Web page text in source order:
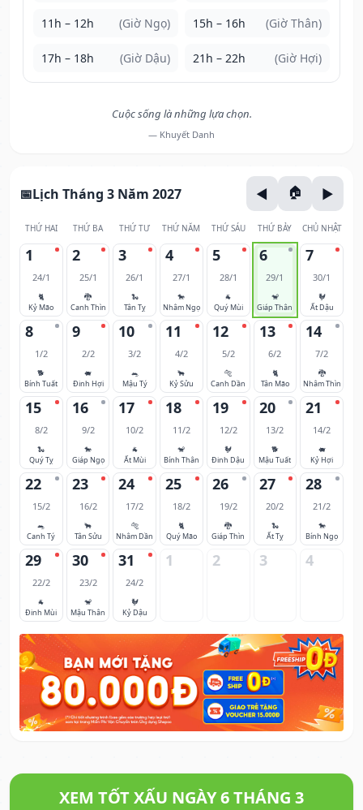
11h – 12h (Giờ Ngọ) 15h – 16h (Giờ Thân)
17h – 18h (Giờ Dậu) 21h – 22h (Giờ Hợi)
Cuộc sống là những lựa chọn.
— Khuyết Danh
Lịch Tháng 3 Năm 2027
THỨ HAI THỨ BA THỨ TƯ THỨ NĂM THỨ SÁU THỨ BẢY CHỦ NHẬT
1
24/1
🐈
Kỷ Mão
2
25/1
🐉
Canh Thìn
3
26/1
🐍
Tân Tỵ
4
27/1
🐎
Nhâm Ngọ
5
28/1
🐐
Quý Mùi
6
29/1
🐒
Giáp Thân
7
30/1
🐓
Ất Dậu
8
1/2
🐕
Bính Tuất
9
2/2
🐖
Đinh Hợi
10
3/2
🐀
Mậu Tý
11
4/2
🐂
Kỷ Sửu
12
5/2
🐅
Canh Dần
13
6/2
🐈
Tân Mão
14
7/2
🐉
Nhâm Thìn
15
8/2
🐍
Quý Tỵ
16
9/2
🐎
Giáp Ngọ
17
10/2
🐐
Ất Mùi
18
11/2
🐒
Bính Thân
19
12/2
🐓
Đinh Dậu
20
13/2
🐕
Mậu Tuất
21
14/2
🐖
Kỷ Hợi
22
15/2
🐀
Canh Tý
23
16/2
🐂
Tân Sửu
24
17/2
🐅
Nhâm Dần
25
18/2
🐈
Quý Mão
26
19/2
🐉
Giáp Thìn
27
20/2
🐍
Ất Tỵ
28
21/2
🐎
Bính Ngọ
29
22/2
🐐
Đinh Mùi
30
23/2
🐒
Mậu Thân
31
24/2
🐓
Kỷ Dậu
1 2 3 4
XEM TỐT XẤU NGÀY 6 THÁNG 3